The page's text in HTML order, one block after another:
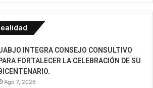
INTEGRA CONSEJO CONSULTIVO
FORTALECER LA CELEBRACIÓN DE SU
Ago 7, 2026